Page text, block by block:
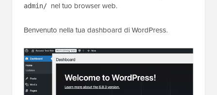
admin/ nel tuo browser web.
Benvenuto nella tua dashboard di WordPress.